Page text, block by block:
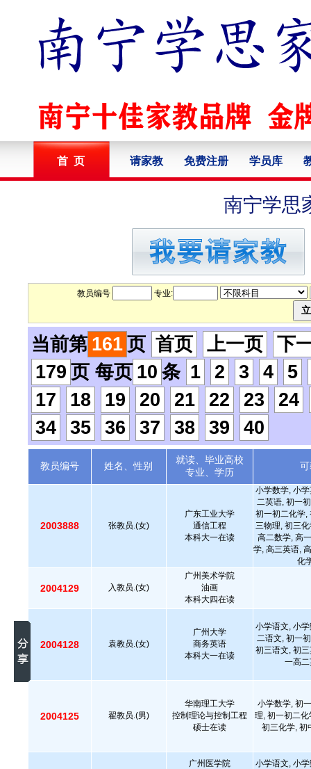
首 页 请家教 免费注册 学员库
南宁学思
教员编号 专业:
当前第 161 页 首页 上一页
下
179 页 每页 10 条 1 2 3 4
5
17
18 19 20 21 22 23
24
34
35 36 37 38 39 40
教员编号 姓名、性别
就读、毕业高校
专业、学历
2003888 张教员.(女)
广东工业大学
通信工程
本科大一在读
小学数学, 小
二英语, 初一
初一初二化学,
三物理, 初三
高二数学, 高
学, 高三英语,
化
2004129 入教员.(女)
广州美术学院
油画
本科大四在读
2004128 袁教员.(女)
广州大学
商务英语
本科大一在读
小学语文, 小
二语文, 初一
初三语文, 初
一高
2004125 翟教员.(男)
华南理工大学
控制理论与控制工程
硕士在读
小学数学, 初
理, 初一初二
初三化学, 初
广州医学院
小学语文, 小